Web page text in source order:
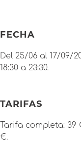
FECHA
Del 25/06 al 17/09/
18:30 a 23:30.
TARIFAS
Tarifa completa: 39
€.